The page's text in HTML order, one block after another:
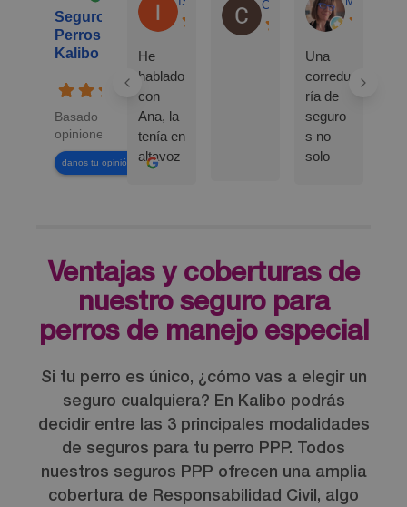
Seguro Para
Perros By
Kalibo
Basado en 288
opiniones
danos tu opinión en
He
hablado
con
Ana, la
tenía en
altavoz
finalizar
la
llamada
nuestro
ario
común
ha sido:
gusto,
hablar
con
Carlos Lenin Obando L.
Una
corredu
ría de
seguro
s no
solo
no para
tus
peludos
Seguro
buen
precio y
buenas
ras. Lo
mejor,
es que
Ventajas y coberturas de
nuestro seguro para
perros de manejo especial
Si tu perro es único, ¿cómo vas a elegir un
seguro cualquiera? En Kalibo podrás
decidir entre las 3 principales modalidades
de seguros para tu perro PPP. Todos
nuestros seguros PPP ofrecen una amplia
cobertura de Responsabilidad Civil, algo